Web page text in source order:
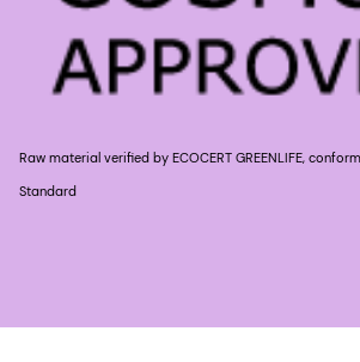
Raw material verified by ECOCERT GREENLIFE,
Standard